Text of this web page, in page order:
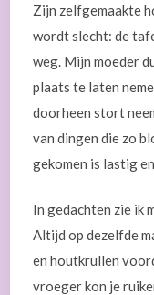
Zijn zelfgemaakte
wordt slecht: de
weg. Mijn moeder
plaats te laten
doorheen stort
van dingen die zo
gekomen is lastig
In gedachten zie ik
Altijd op dezelfde
en houtkrullen
vroeger kon je